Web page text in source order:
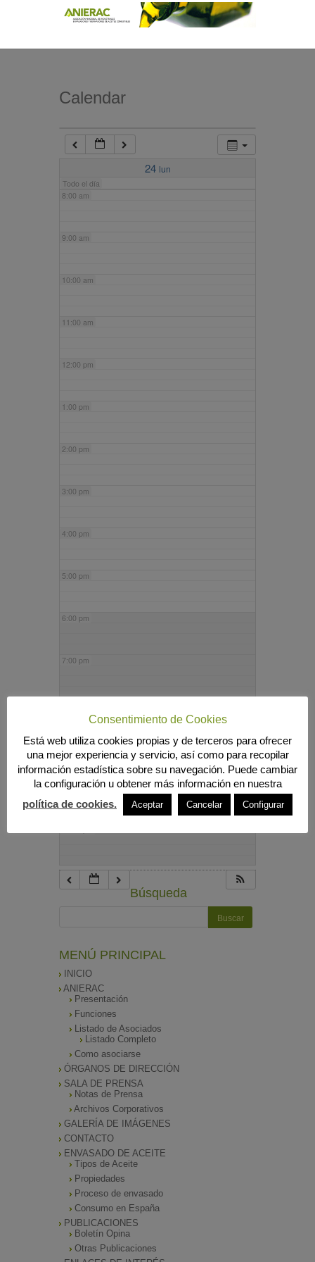
Calendar
24 lun
Todo el día
7:00 am
8:00 am
9:00 am
10:00 am
11:00 am
12:00 pm
1:00 pm
2:00 pm
3:00 pm
4:00 pm
5:00 pm
6:00 pm
7:00 pm
9:00 pm
10:00 pm
Búsqueda
MENÚ PRINCIPAL
INICIO
ANIERAC
Presentación
Funciones
Listado de Asociados
Listado Completo
Como asociarse
ÓRGANOS DE DIRECCIÓN
SALA DE PRENSA
Notas de Prensa
Archivos Corporativos
GALERÍA DE IMÁGENES
CONTACTO
ENVASADO DE ACEITE
Tipos de Aceite
Propiedades
Proceso de envasado
Consumo en España
PUBLICACIONES
Boletín Opina
Otras Publicaciones
Consentimiento de Cookies
Está web utiliza cookies propias y de terceros para ofrecer
una mejor experiencia y servicio, así como para recopilar
información estadística sobre su navegación. Puede cambiar
la configuración u obtener más información en nuestra
política de cookies.
Aceptar Cancelar Configurar